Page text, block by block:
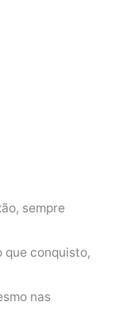
sempre
que conquisto,
nas